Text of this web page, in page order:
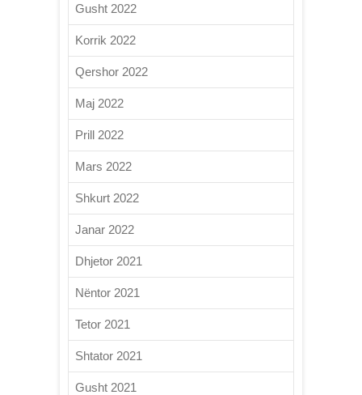
Gusht 2022
Korrik 2022
Qershor 2022
Maj 2022
Prill 2022
Mars 2022
Shkurt 2022
Janar 2022
Dhjetor 2021
Nëntor 2021
Tetor 2021
Shtator 2021
Gusht 2021